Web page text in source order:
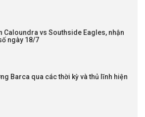
Caloundra vs Southside Eagles, nhận
ngày 18/7
Barca qua các thời kỳ và thủ lĩnh hiện